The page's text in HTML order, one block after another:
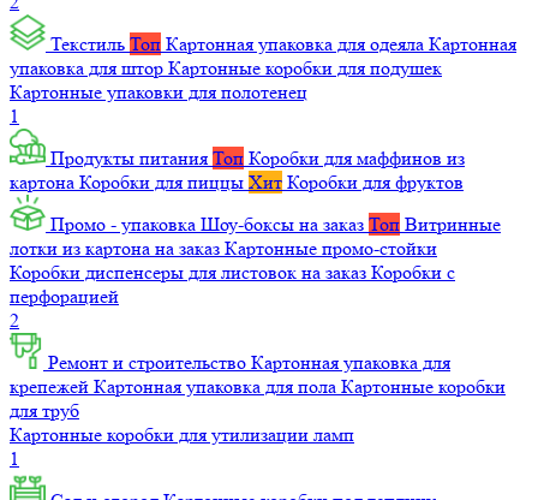
Текстиль Топ Картонная упаковка для одеяла Картонная
упаковка для штор Картонные коробки для подушек
Картонные упаковки для полотенец
1
Продукты питания Топ Коробки для маффинов из
картона Коробки для пиццы Хит Коробки для фруктов
Промо - упаковка Шоу-боксы на заказ Топ Витринные
лотки из картона на заказ Картонные промо-стойки
Коробки диспенсеры для листовок на заказ Коробки с
перфорацией
2
Ремонт и строительство Картонная упаковка для
крепежей Картонная упаковка для пола Картонные коробки
для труб
Картонные коробки для утилизации ламп
1